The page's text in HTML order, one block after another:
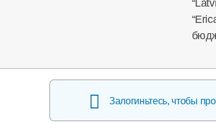
Залогиньтесь, чтобы